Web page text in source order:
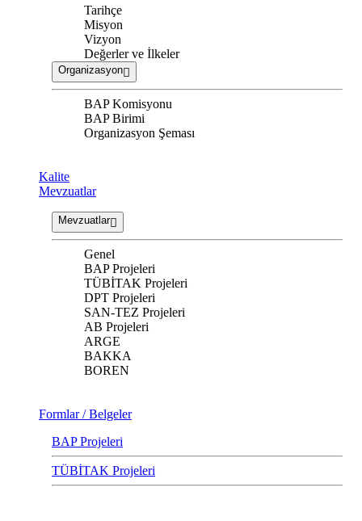
Tarihçe
Misyon
Vizyon
Değerler ve İlkeler
Organizasyon
BAP Komisyonu
BAP Birimi
Organizasyon Şeması
Kalite
Mevzuatlar
Mevzuatlar
Genel
BAP Projeleri
TÜBİTAK Projeleri
DPT Projeleri
SAN-TEZ Projeleri
AB Projeleri
ARGE
BAKKA
BOREN
Formlar / Belgeler
BAP Projeleri
TÜBİTAK Projeleri